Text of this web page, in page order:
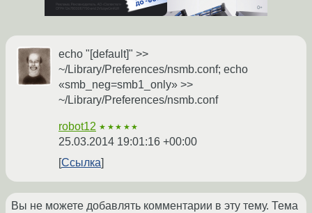
echo "[default]" >>
~/Library/Preferences/nsmb.conf; echo
«smb_neg=smb1_only» >>
~/Library/Preferences/nsmb.conf
robot12 ★★★★★
25.03.2014 19:01:16 +00:00
Ссылка
Вы не можете добавлять комментарии в эту тему. Тема